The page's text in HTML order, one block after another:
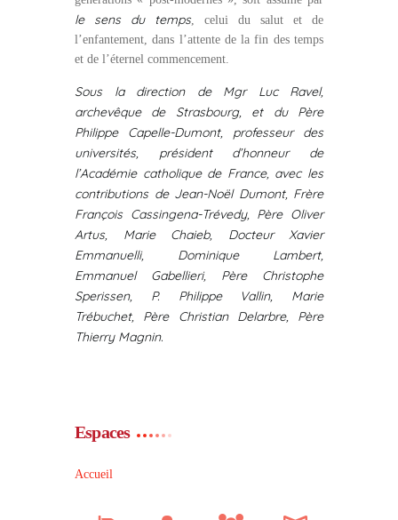
le sens du temps, celui du salut et de
l’enfantement, dans l’attente de la fin des temps
et de l’éternel commencement.
Sous la direction de Mgr Luc Ravel,
archevêque de Strasbourg, et duPère
Philippe Capelle-Dumont, professeur des
universités, président d’honneur de
l’Académie catholique de France, avec les
contributions de Jean-Noël Dumont, Frère
François Cassingena-Trévedy, Père Oliver
Artus, Marie Chaieb, Docteur Xavier
Emmanuelli, Dominique Lambert,
Emmanuel Gabellieri, Père Christophe
Sperissen, P. Philippe Vallin, Marie
Trébuchet, Père Christian Delarbre, Père
Thierry Magnin.
Espaces
Accueil